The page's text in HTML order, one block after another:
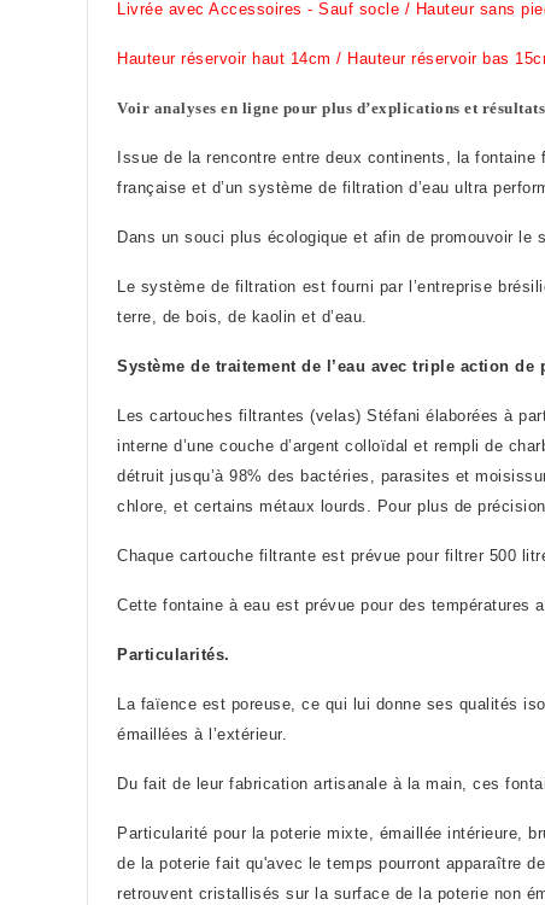
Livrée avec Accessoires - Sauf socle / Hauteur sans
Hauteur réservoir haut 14cm / Hauteur réservoir bas
Voir analyses en ligne pour plus d’explications et
Issue de la rencontre entre deux continents, la
française et d’un système de filtration d’eau ultra
Dans un souci plus écologique et afin de promouvoir le
Le système de filtration est fourni par l’entreprise
terre, de bois, de kaolin et d’eau.
Système de traitement de l’eau avec triple action de
Les cartouches filtrantes (velas) Stéfani élaborées à
interne d’une couche d’argent colloïdal et rempli de
détruit jusqu’à 98% des bactéries, parasites et
chlore, et certains métaux lourds. Pour plus de
Chaque cartouche filtrante est prévue pour filtrer 500
Cette fontaine à eau est prévue pour des températures
Particularités.
La faïence est poreuse, ce qui lui donne ses qualités
émaillées à l’extérieur.
Du fait de leur fabrication artisanale à la main, ces
Particularité pour la poterie mixte, émaillée intérieure,
de la poterie fait qu'avec le temps pourront apparaître
retrouvent cristallisés sur la surface de la poterie non